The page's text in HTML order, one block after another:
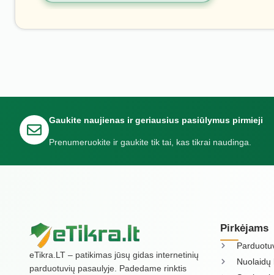
Gaukite naujienas ir geriausius pasiūlymus pirmieji
Prenumeruokite ir gaukite tik tai, kas tikrai naudinga.
eTikra.LT – patikimas jūsų gidas internetinių
parduotuvių pasaulyje. Padedame rinktis
Pirkėjams
Nuolaidų